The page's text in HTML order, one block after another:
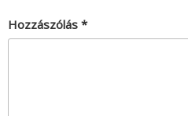
Hozzászólás *